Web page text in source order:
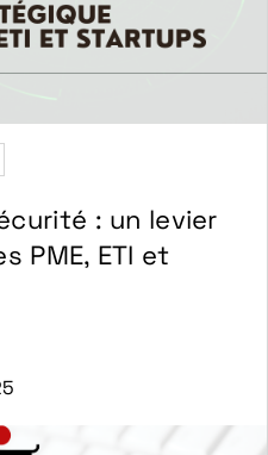
: un levier
PME, ETI et